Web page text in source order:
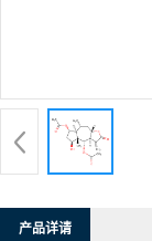
产品详请